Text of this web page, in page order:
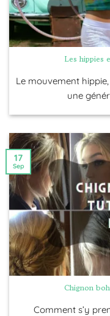
Les hippies
Le mouvement
une
Chignon
Comment s’y
17
Sep